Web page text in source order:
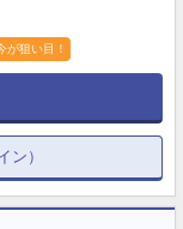
が狙い目！
ン）